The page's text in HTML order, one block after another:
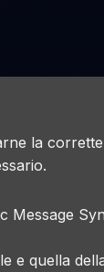
la
Message
e quella